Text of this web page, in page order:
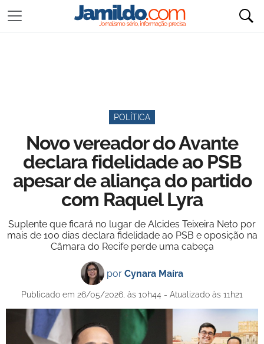
POLÍTICA
Novo vereador do Avante
declara fidelidade ao PSB
apesar de aliança do partido
com Raquel Lyra
Suplente que ficará no lugar de Alcides Teixeira Neto por
mais de 100 dias declara fidelidade ao PSB e oposição na
Câmara do Recife perde uma cabeça
por Cynara Maíra
Publicado em 26/05/2026, às 10h44 - Atualizado às 11h21